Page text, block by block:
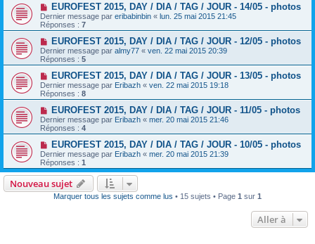
EUROFEST 2015, DAY / DIA / TAG / JOUR - 14/05 - photos
Dernier message par eribabinbin « lun. 25 mai 2015 21:45
Réponses : 7
EUROFEST 2015, DAY / DIA / TAG / JOUR - 12/05 - photos
Dernier message par almy77 « ven. 22 mai 2015 20:39
Réponses : 5
EUROFEST 2015, DAY / DIA / TAG / JOUR - 13/05 - photos
Dernier message par Eribazh « ven. 22 mai 2015 19:18
Réponses : 8
EUROFEST 2015, DAY / DIA / TAG / JOUR - 11/05 - photos
Dernier message par Eribazh « mer. 20 mai 2015 21:46
Réponses : 4
EUROFEST 2015, DAY / DIA / TAG / JOUR - 10/05 - photos
Dernier message par Eribazh « mer. 20 mai 2015 21:39
Réponses : 1
Nouveau sujet
Marquer tous les sujets comme lus • 15 sujets • Page 1 sur 1
Aller à